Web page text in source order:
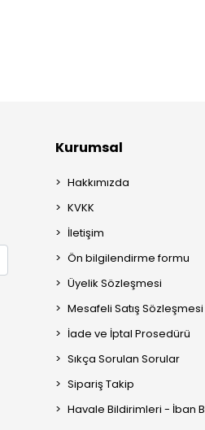
Kurumsal
Hakkımızda
KVKK
İletişim
Ön bilgilendirme formu
Üyelik Sözleşmesi
Mesafeli Satış Sözleşmesi
İade ve İptal Prosedürü
Sıkça Sorulan Sorular
Sipariş Takip
Havale Bildirimleri - İban